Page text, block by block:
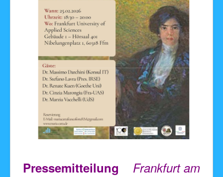
Pressemitteilung
Frankfurt am